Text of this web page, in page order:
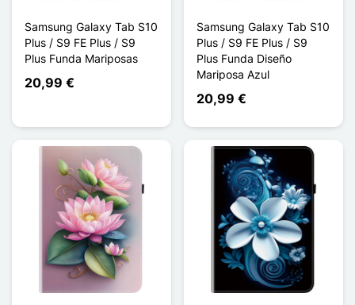
Samsung Galaxy Tab S10
Plus / S9 FE Plus / S9
Plus Funda Mariposas
20,99 €
Samsung Galaxy Tab S10
Plus / S9 FE Plus / S9
Plus Funda Diseño
Mariposa Azul
20,99 €